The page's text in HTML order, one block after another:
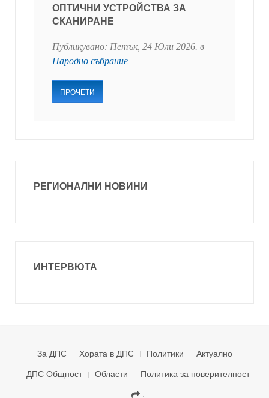
ОПТИЧНИ УСТРОЙСТВА ЗА
СКАНИРАНЕ
Публикувано: Петък, 24 Юли 2026. в
Народно събрание
ПРОЧЕТИ
РЕГИОНАЛНИ НОВИНИ
ИНТЕРВЮТА
За ДПС Хората в ДПС Политики
Актуално
ДПС Общност
Области
Политика за поверителност
.